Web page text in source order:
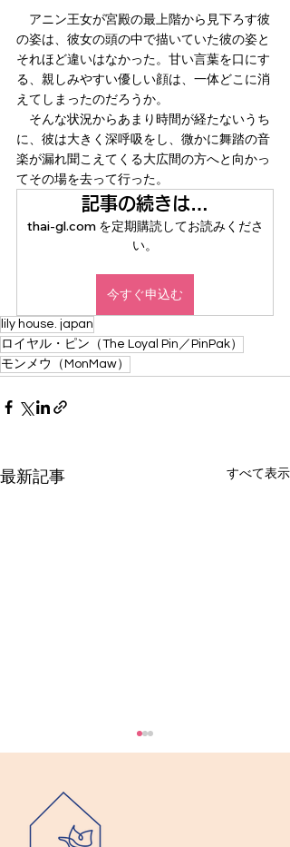
アニン王女が宮殿の最上階から見下ろす彼
の姿は、彼女の頭の中で描いていた彼の姿と
それほど違いはなかった。甘い言葉を口にす
る、親しみやすい優しい顔は、一体どこに消
えてしまったのだろうか。
そんな状況からあまり時間が経たないうち
に、彼は大きく深呼吸をし、微かに舞踏の音
楽が漏れ聞こえてくる大広間の方へと向かっ
てその場を去って行った。
記事の続きは…
thai-gl.com を定期購読してお読みくださ
い。
今すぐ申込む
lily house. japan
ロイヤル・ピン（The Loyal Pin／PinPak）
モンメウ（MonMaw）
最新記事 すべて表示